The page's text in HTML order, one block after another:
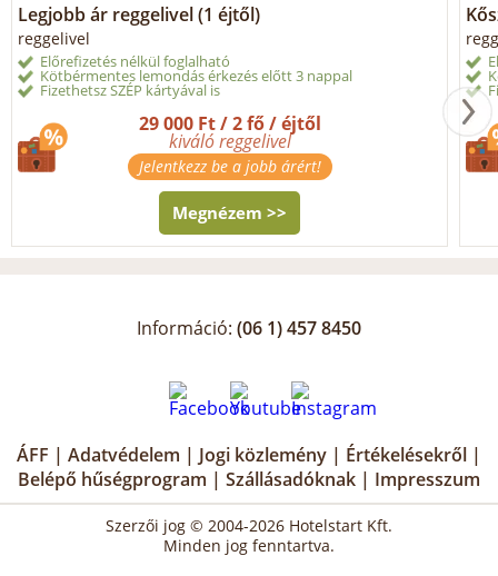
Legjobb ár reggelivel (1 éjtől)
reggelivel
Előrefizetés nélkül foglalható
Kötbérmentes lemondás érkezés előtt 3 nappal
Fizethetsz SZÉP kártyával is
29 000 Ft / 2 fő / éjtől
kiváló reggelivel
Jelentkezz be a jobb árért!
Megnézem >>
Információ: (06 1) 457 8450
ÁFF | Adatvédelem | Jogi közlemény | Értékelésekről |
Belépő hűségprogram | Szállásadóknak | Impresszum
Szerzői jog © 2004-2026 Hotelstart Kft.
Minden jog fenntartva.